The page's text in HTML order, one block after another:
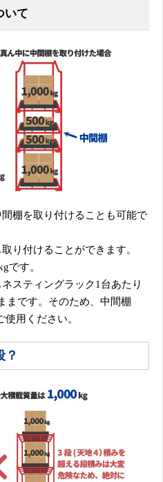
いて
棚を取り付けることも可能で
り付けることができます。
です。
スティングラック1台あたり
まです。そのため、中間棚
用ください。
？